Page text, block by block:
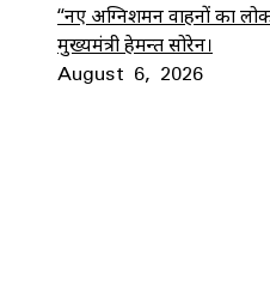
“नए अग्निशमन वाहनों का
मुख्यमंत्री हेमन्त सोरेन।
August 6, 2026